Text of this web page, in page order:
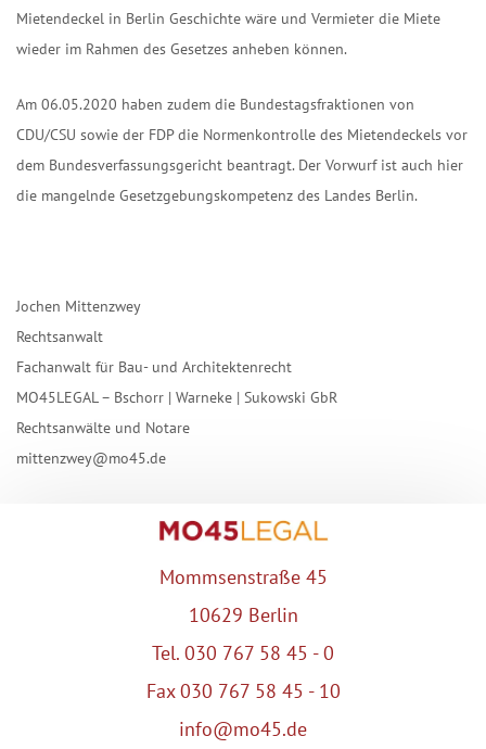
Mietendeckel in Berlin Geschichte wäre und Vermieter die Miete
wieder im Rahmen des Gesetzes anheben können.
Am 06.05.2020 haben zudem die Bundestagsfraktionen von
CDU/CSU sowie der FDP die Normenkontrolle des Mietendeckels vor
dem Bundesverfassungsgericht beantragt. Der Vorwurf ist auch hier
die mangelnde Gesetzgebungskompetenz des Landes Berlin.
Jochen Mittenzwey
Rechtsanwalt
Fachanwalt für Bau- und Architektenrecht
MO45LEGAL – Bschorr | Warneke | Sukowski GbR
Rechtsanwälte und Notare
mittenzwey@mo45.de
Mommsenstraße 45
10629 Berlin
Tel. 030 767 58 45 - 0
Fax 030 767 58 45 - 10
info@mo45.de